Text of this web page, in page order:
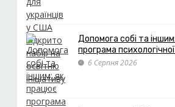
Допомога собі та
програма
6 Серпня 2026